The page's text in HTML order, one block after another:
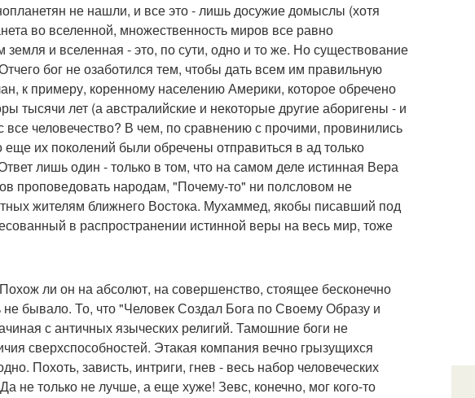
не нашли, и все это - лишь досужие домыслы (хотя
во вселенной, множественность миров все равно
и вселенная - это, по сути, одно и то же. Но существование
бог не озаботился тем, чтобы дать всем им правильную
к примеру, коренному населению Америки, которое обречено
тысячи лет (а австралийские и некоторые другие аборигены - и
все человечество? В чем, по сравнению с прочими, провинились
их поколений были обречены отправиться в ад только
лишь один - только в том, что на самом деле истинная Вера
проповедовать народам, "Почему-то" ни полсловом не
жителям ближнего Востока. Мухаммед, якобы писавший под
в распространении истинной веры на весь мир, тоже
ли он на абсолют, на совершенство, стоящее бесконечно
бывало. То, что "Человек Создал Бога по Своему Образу и
с античных языческих религий. Тамошние боги не
сверхспособностей. Этакая компания вечно грызущихся
Похоть, зависть, интриги, гнев - весь набор человеческих
не только не лучше, а еще хуже! Зевс, конечно, мог кого-то